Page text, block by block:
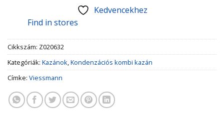
Kedvencekhez
Find in stores
Cikkszám: Z020632
Kategóriák: Kazánok,Kondenzációs kombi kazán
Címke: Viessmann